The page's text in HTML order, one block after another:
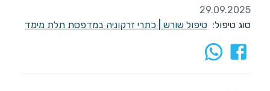
29.09.2025
סוג טיפול: טיפול שורש כתרי זרקוניה במדפסת תלת מימד